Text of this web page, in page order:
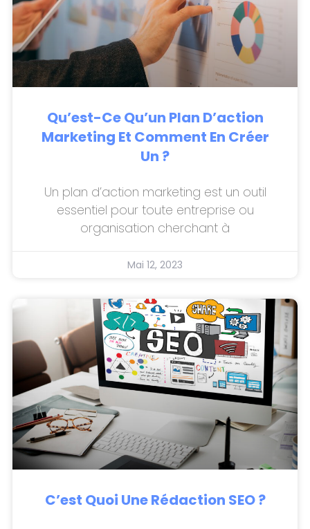
Qu’est-Ce Qu’un Plan D’action
Marketing Et Comment En Créer
Un ?
Un plan d’action marketing est un outil
essentiel pour toute entreprise ou
organisation cherchant à
Mai 12, 2023
C’est Quoi Une Rédaction SEO ?